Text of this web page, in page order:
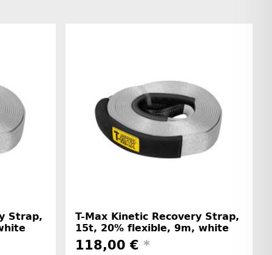
Strap,
T-Max Kinetic Recovery Strap,
15t, 20% flexible, 9m, white
118,00 € *